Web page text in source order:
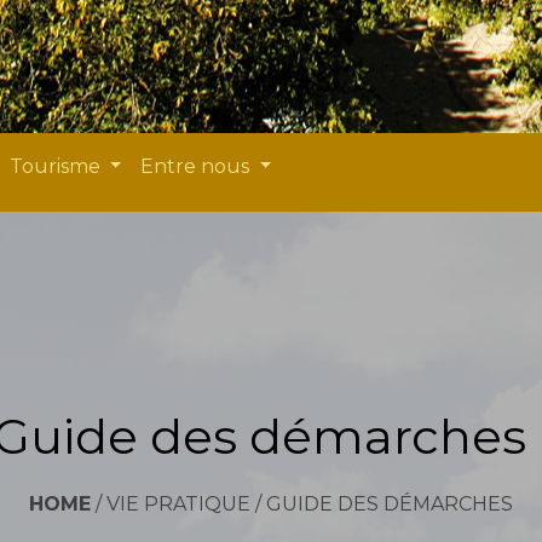
Tourisme Entre nous
des démarches
HOME /VIE PRATIQUE / GUIDE DES DÉMARCHES